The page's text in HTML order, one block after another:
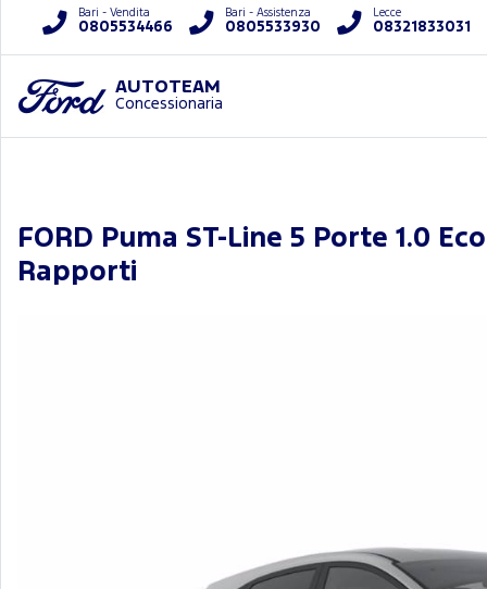
Bari - Vendita
0805534466
Bari - Assistenza
0805533930
Lecce
08321833031
AUTOTEAM
Concessionaria
FORD Puma ST-Line 5 Porte 1.0
Rapporti